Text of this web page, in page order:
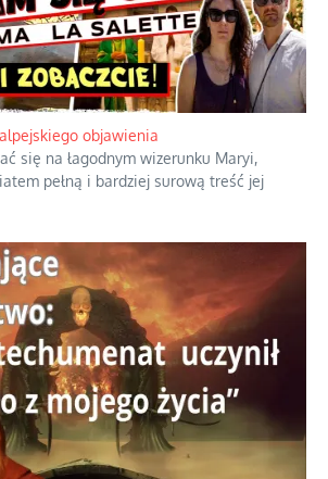
objawienia
się na łagodnym wizerunku Maryi,
pełną i bardziej surową treść jej